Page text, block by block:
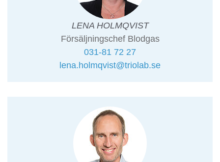
LENA HOLMQVIST
Försäljningschef Blodgas
031-81 72 27
lena.holmqvist@triolab.se